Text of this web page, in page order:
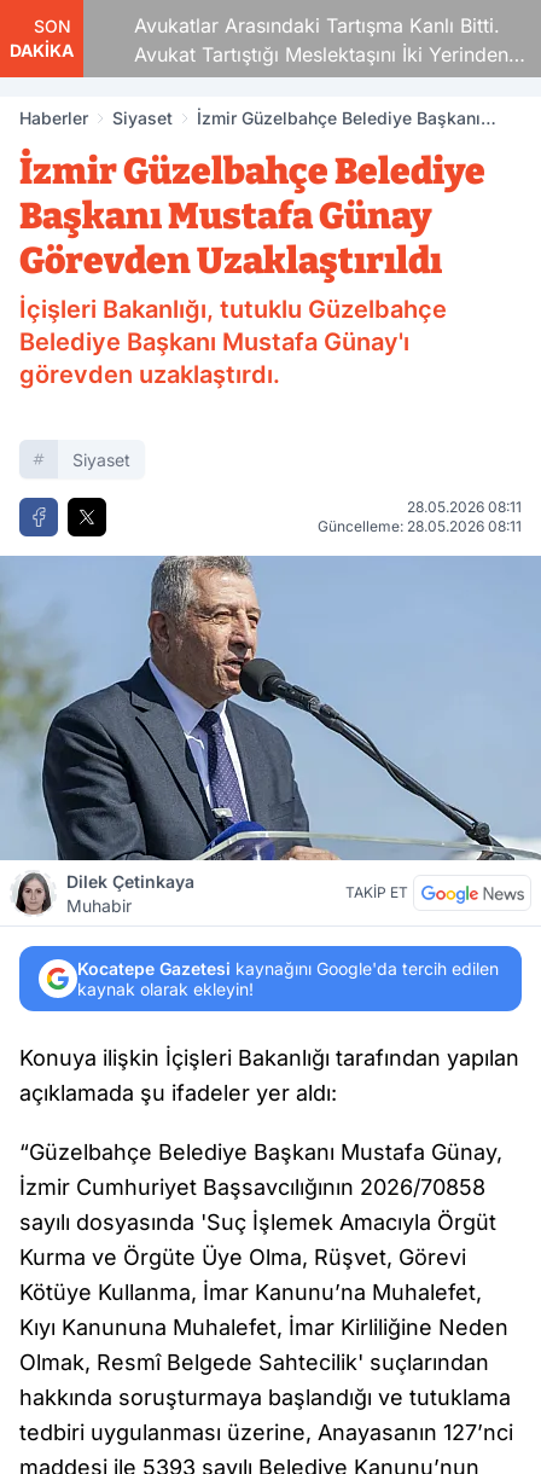
SON
DAKİKA
Avukatlar Arasındaki Tartışma Kanlı Bitti.
Avukat Tartıştığı Meslektaşını İki Yerinden
Vurdu
Haberler Siyaset
İzmir Güzelbahçe Belediye Başkanı
İzmir Güzelbahçe Belediye
Başkanı Mustafa Günay
Görevden Uzaklaştırıldı
İçişleri Bakanlığı, tutuklu Güzelbahçe
Belediye Başkanı Mustafa Günay'ı
görevden uzaklaştırdı.
Siyaset
28.05.2026 08:11
Güncelleme: 28.05.2026 08:11
Dilek Çetinkaya
Muhabir
TAKİP ET
Kocatepe Gazetesi kaynağını Google'da tercih edilen
kaynak olarak ekleyin!
Konuya ilişkin İçişleri Bakanlığı tarafından yapılan
açıklamada şu ifadeler yer aldı:
“Güzelbahçe Belediye Başkanı Mustafa Günay,
İzmir Cumhuriyet Başsavcılığının 2026/70858
sayılı dosyasında 'Suç İşlemek Amacıyla Örgüt
Kurma ve Örgüte Üye Olma, Rüşvet, Görevi
Kötüye Kullanma, İmar Kanunu’na Muhalefet,
Kıyı Kanununa Muhalefet, İmar Kirliliğine Neden
Olmak, Resmî Belgede Sahtecilik' suçlarından
hakkında soruşturmaya başlandığı ve tutuklama
tedbiri uygulanması üzerine, Anayasanın 127’nci
maddesi ile 5393 sayılı Belediye Kanunu’nun